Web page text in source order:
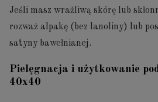
Jeśli masz wrażliwą skórę lub
rozważ alpakę (bez lanoliny) lub
satyny bawełnianej.
Pielęgnacja i użytkowanie
40x40